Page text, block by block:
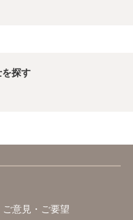
探す
ご意見・ご要望